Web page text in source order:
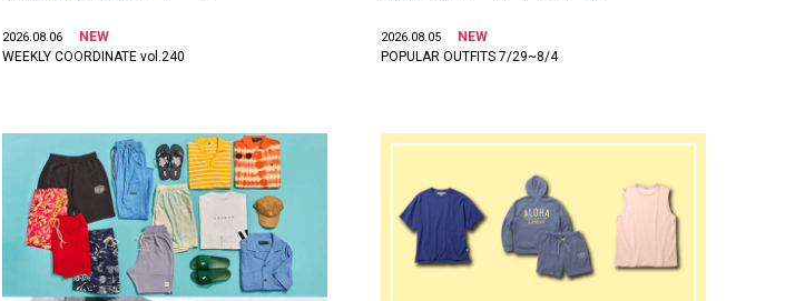
2026.08.06
NEW
WEEKLY COORDINATE vol.240
2026.08.05
NEW
POPULAR OUTFITS 7/29~8/4